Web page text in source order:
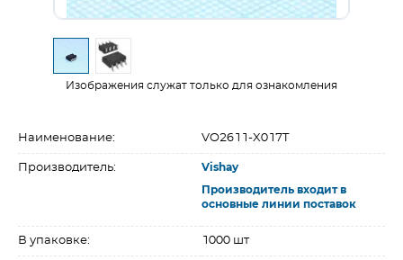
Изображения служат только для ознакомления
Наименование: VO2611-X017T
Производитель: Vishay
Производитель входит в
основные линии поставок
В упаковке: 1000 шт